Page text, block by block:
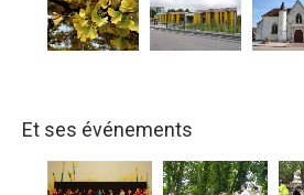
Et ses événements